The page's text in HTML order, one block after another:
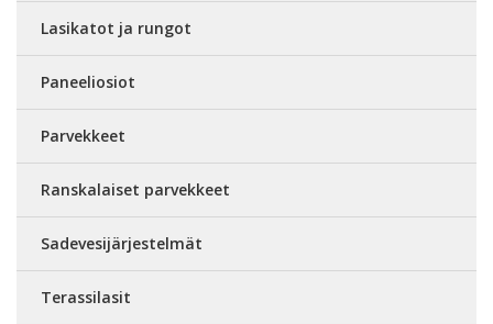
Lasikatot ja rungot
Paneeliosiot
Parvekkeet
Ranskalaiset parvekkeet
Sadevesijärjestelmät
Terassilasit